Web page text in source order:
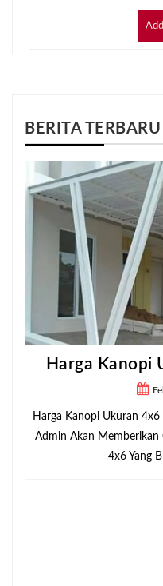
BERITA TERBARU
Harga Kanopi
Harga Kanopi Ukuran 4x6
Admin Akan Memberikan
4x6 Yang